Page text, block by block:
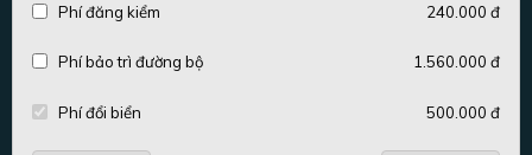
Phí đăng kiểm 240.000 đ
Phí bảo trì đường bộ 1.560.000 đ
Phí đổi biển 500.000 đ